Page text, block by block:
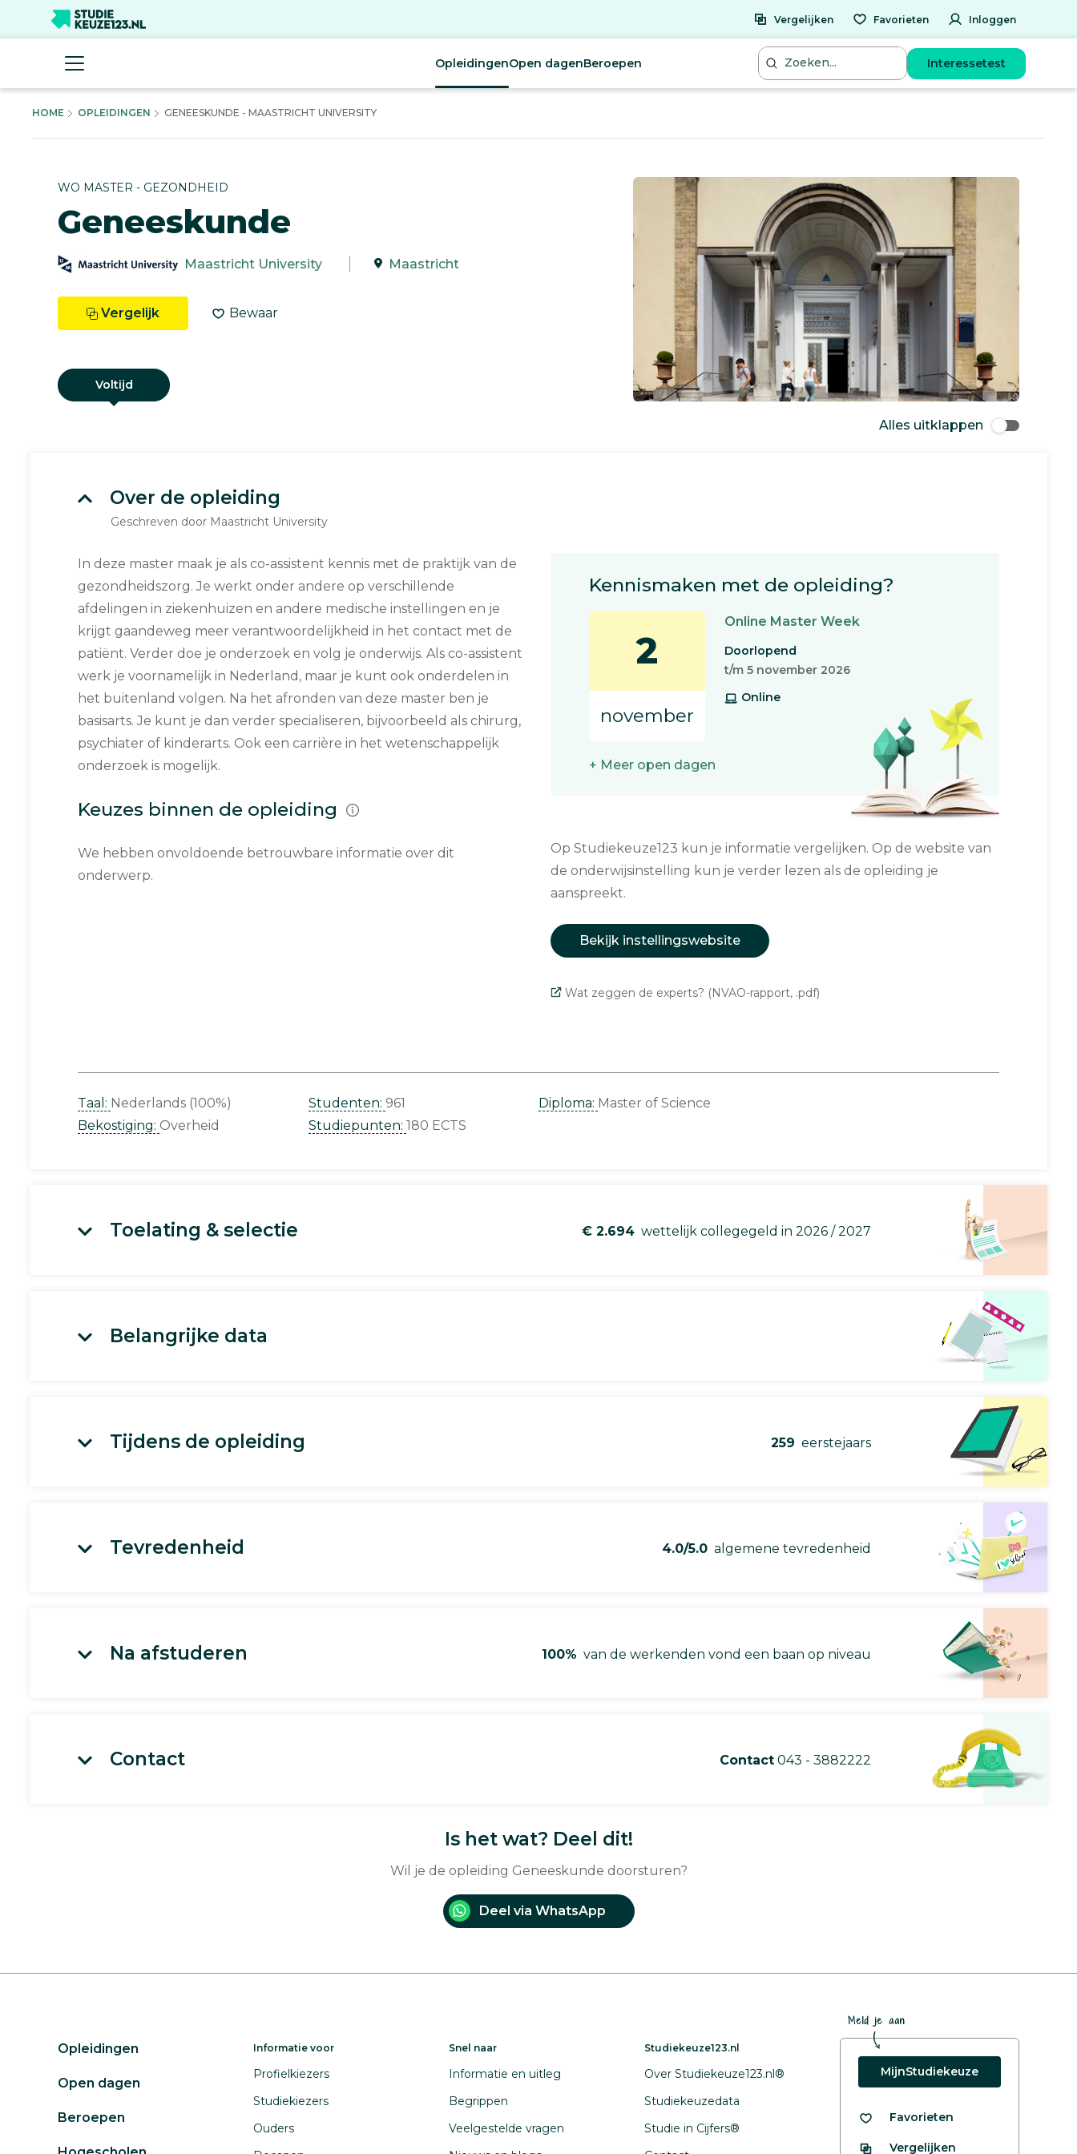
Vergelijken Favorieten Inloggen
OpleidingenOpen dagenBeroepen Interessetest
HOME OPLEIDINGEN GENEESKUNDE - MAASTRICHT UNIVERSITY
WO MASTER - GEZONDHEID
Geneeskunde
Maastricht University Maastricht
Vergelijk Bewaar
Voltijd
Alles uitklappen
Over de opleiding
Geschreven door Maastricht University
In deze master maak je als co-assistent kennis met de praktijk van de
gezondheidszorg. Je werkt onder andere op verschillende
afdelingen in ziekenhuizen en andere medische instellingen en je
krijgt gaandeweg meer verantwoordelijkheid in het contact met de
patiënt. Verder doe je onderzoek en volg je onderwijs. Als co-assistent
werk je voornamelijk in Nederland, maar je kunt ook onderdelen in
het buitenland volgen. Na het afronden van deze master ben je
basisarts. Je kunt je dan verder specialiseren, bijvoorbeeld als chirurg,
psychiater of kinderarts. Ook een carrière in het wetenschappelijk
onderzoek is mogelijk.
Keuzes binnen de opleiding
We hebben onvoldoende betrouwbare informatie over dit
onderwerp.
Kennismaken met de opleiding?
2
november
Online Master Week
Doorlopend
t/m 5 november 2026
Online
+ Meer open dagen
Op Studiekeuze123 kun je informatie vergelijken. Op de website van
de onderwijsinstelling kun je verder lezen als de opleiding je
aanspreekt.
Bekijk instellingswebsite
Wat zeggen de experts? (NVAO-rapport, .pdf)
Taal: Nederlands (100%)
Bekostiging: Overheid
Studenten: 961
Studiepunten: 180 ECTS
Diploma: Master of Science
Toelating & selectie € 2.694 wettelijk collegegeld in 2026 / 2027
Belangrijke data
Tijdens de opleiding 259 eerstejaars
Tevredenheid 4.0/5.0 algemene tevredenheid
Na afstuderen 100% van de werkenden vond een baan op niveau
Contact Contact 043 - 3882222
Is het wat? Deel dit!
Wil je de opleiding Geneeskunde doorsturen?
Deel via WhatsApp
Opleidingen
Open dagen
Beroepen
Informatie voor
Profielkiezers
Studiekiezers
Ouders
Snel naar
Informatie en uitleg
Begrippen
Veelgestelde vragen
Studiekeuze123.nl
Over Studiekeuze123.nl®
Studiekeuzedata
Studie in Cijfers®
Meld je aan
MijnStudiekeuze
Favorieten
Vergelijken